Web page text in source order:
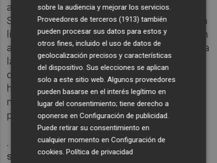
acaba en la Lonja atravesando la plaza de
San Nicolás. Desde la Lonja trazaríamos otra
línea que acabaría en la iglesia de San Martín
al inicio de la Calle San Vicente, de aquí hacia
la antigua universidad, calle de la Paz, calle
del Mar y por la calle Trinquete Caballeros
hacia el Temple. De allí bordeando la
marginal del cauce llegaríamos a nuestro
punto de partida.
. Restos de la muralla islámica y de uno de
sus torreones
sobre la audiencia y mejorar los servicios.
Proveedores de terceros (1913) también
pueden procesar sus datos para estos y
otros fines, incluido el uso de datos de
geolocalización precisos y características
del dispositivo. Sus elecciones se aplican
solo a este sitio web. Algunos proveedores
pueden basarse en el interés legítimo en
lugar del consentimiento; tiene derecho a
oponerse enConfiguración de publicidad
Puede retirar su consentimiento en
cualquier momento enConfiguración de
cookies .Política de privacidad